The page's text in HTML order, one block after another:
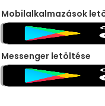
Mobilalkalmazások
Messenger letöltése